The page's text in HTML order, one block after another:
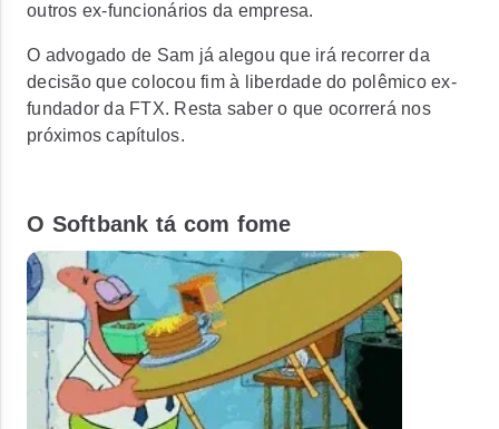
outros ex-funcionários da empresa.
O advogado de Sam já alegou que irá recorrer da
decisão que colocou fim à liberdade do polêmico ex-
fundador da FTX. Resta saber o que ocorrerá nos
próximos capítulos.
O Softbank tá com fome